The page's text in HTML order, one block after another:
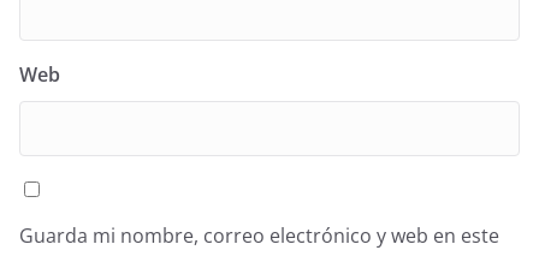
Web
Guarda mi nombre, correo electrónico y web en este